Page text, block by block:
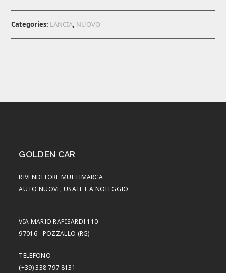
Categories: LANCIA, NUOVO
GOLDEN CAR
RIVENDITORE MULTIMARCA
AUTO NUOVE, USATE E A NOLEGGIO
VIA MARIO RAPISARDI 110
97016 - POZZALLO (RG)
TELEFONO
(+39) 338 797 8131